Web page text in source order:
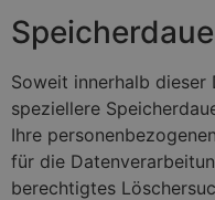
Soweit innerhalb
speziellere
Ihre
für die
berechtigtes